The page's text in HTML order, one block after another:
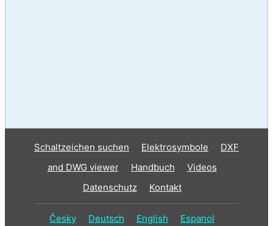
Schaltzeichen suchen Elektrosymbole
DXF
and DWG viewer
Handbuch
Videos
Datenschutz
Kontakt
Česky Deutsch English Espanol